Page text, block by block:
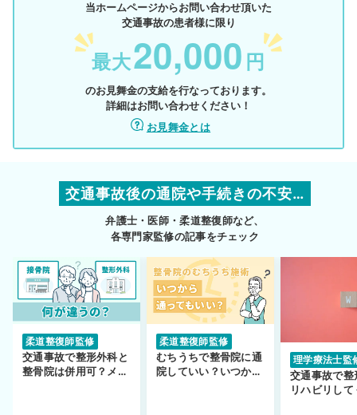
当ホームページからお問い合わせ頂いた
交通事故の患者様に限り
最大20,000 円
のお見舞金の支給を行なっております。
詳細はお問い合わせください！
お見舞金とは
交通事故後の通院や手続きの不安…
弁護士・医師・柔道整復師など、
各専門家監修の記事をチェック
柔道整復師監修
交通事故で整形外科と
整骨院は併用可？メリ
柔道整復師監修
むちうちで整骨院に通
院していい？いつから
理学療法士監
交通事故で整
リハビリして